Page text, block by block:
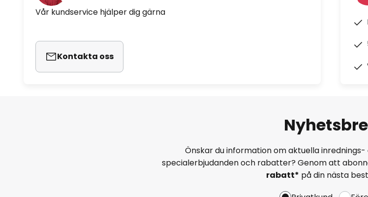
Vår kundservice hjälper dig gärna
Kontakta oss
Önskar du information om aktuella
specialerbjudanden och rabatter? Genom att
rabatt* på din nästa